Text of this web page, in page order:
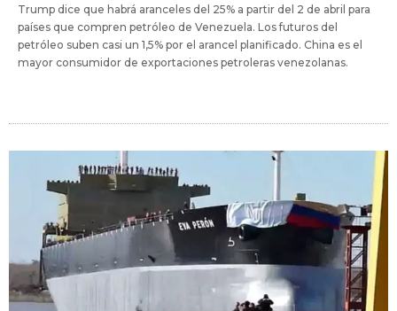
Trump dice que habrá aranceles del 25% a partir del 2 de abril para
países que compren petróleo de Venezuela. Los futuros del
petróleo suben casi un 1,5% por el arancel planificado. China es el
mayor consumidor de exportaciones petroleras venezolanas.